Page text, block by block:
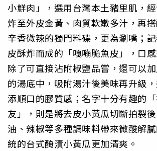
小鮮肉」，選用台灣本土豬里肌，
炸至外皮金黃、肉質軟嫩多汁，再
辛香微辣的獨門料碟，更為涮嘴；
皮酥炸而成的「嘎嘣脆魚皮」，口
除了可直接沾附椒鹽品嘗，還可以
的湯底中，吸附湯汁後美味再升級
添順口的膠質感；名字十分有趣的
友」，則是將去皮小黃瓜切斷拍裂
油、辣椒等多種調味料帶來微酸解
統的台式醃漬小黃瓜更加清爽。